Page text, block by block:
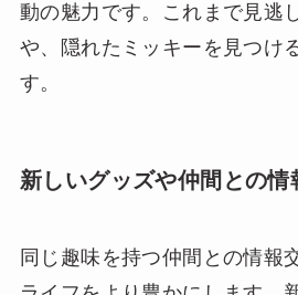
動の魅力です。これまで見逃
や、隠れたミッキーを見つけ
す。
新しいグッズや仲間との情
同じ趣味を持つ仲間との情報